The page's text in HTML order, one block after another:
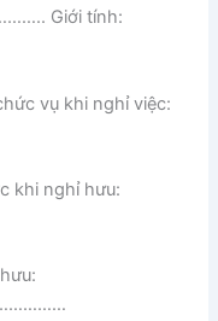
Giới tính:
vụ khi nghỉ việc:
khi nghỉ hưu: